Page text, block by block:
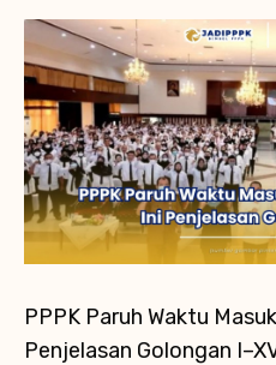
PPPK Paruh Waktu
Penjelasan Golongan